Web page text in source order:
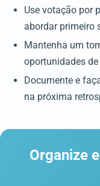
Use votação por
abordar primeiro
Mantenha um
oportunidades
Documente e
na próxima
Organize